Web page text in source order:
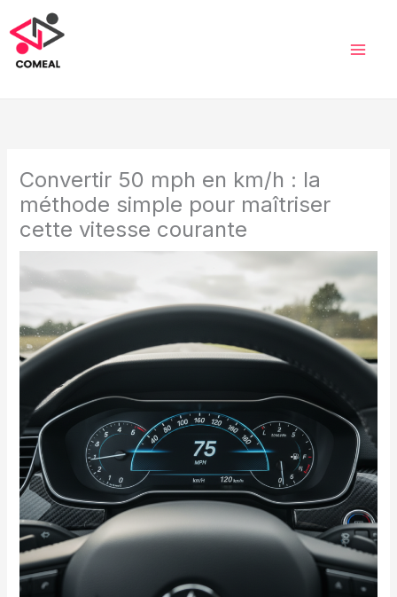
au
contenu
Convertir 50 mph en km/h : la
méthode simple pour maîtriser
cette vitesse courante